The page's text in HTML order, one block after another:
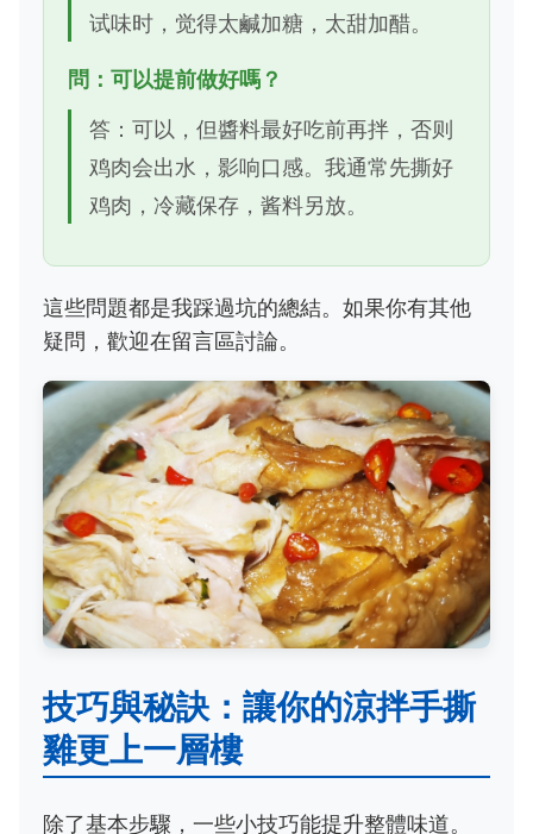
试味时，觉得太鹹加糖，太甜加醋。
問：可以提前做好嗎？
答：可以，但醬料最好吃前再拌，否则
鸡肉会出水，影响口感。我通常先撕好
鸡肉，冷藏保存，酱料另放。
這些問題都是我踩過坑的總結。如果你有其他
疑問，歡迎在留言區討論。
技巧與秘訣：讓你的涼拌手撕
雞更上一層樓
除了基本步驟，一些小技巧能提升整體味道。